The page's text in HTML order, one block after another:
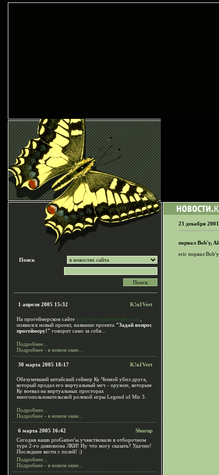
Поиск
1 апреля 2005 15:32 K!u1Vert
На прогеймерском сайте http://www.gameinside.com/
появился новый проект, название проекта "Задай вопрос
прогеймеру!" говорит само за себя...
Подробнее...
Подробнее - в новом окне...
30 марта 2005 18:17 K!u1Vert
Обезумевший китайский геймер Ку Ченвэй убил друга,
который продал его виртуальный меч - оружие, которым
Ку воевал на виртуальных просторах
многопользовательской ролевой игры Legend of Mir 3.
Подробнее...
Подробнее - в новом окне...
6 марта 2005 16:42
Shurup
Сегодня наши proGamer'ы учавствовали в отборочном
туре 2-го дивизиона ЛКИ! Ну что могу сказать? Удачно!
Последние вести с полей! :)
Подробнее...
Подробнее - в новом окне...
23 декабря 2001
порвал Bob'y,
eric порвал